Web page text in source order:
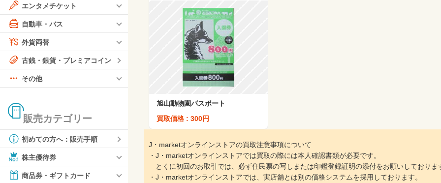
エンタメチケット
自動車・バス
外貨両替
古銭・銀貨・プレミアコイン
その他
販売カテゴリー
初めての方へ：販売手順
株主優待券
商品券・ギフトカード
旭山動物園パスポート
買取価格 : 300円
J・marketオンラインストアの買取注意事項について
・J・marketオンラインストアでは買取の際には本人確認書類が必要です。
とくに初回のお取引では、必ず住民票の写しまたは印鑑登録証明の添付をお願いしておりま
・J・marketオンラインストアでは、実店舗とは別の価格システムを採用しております。